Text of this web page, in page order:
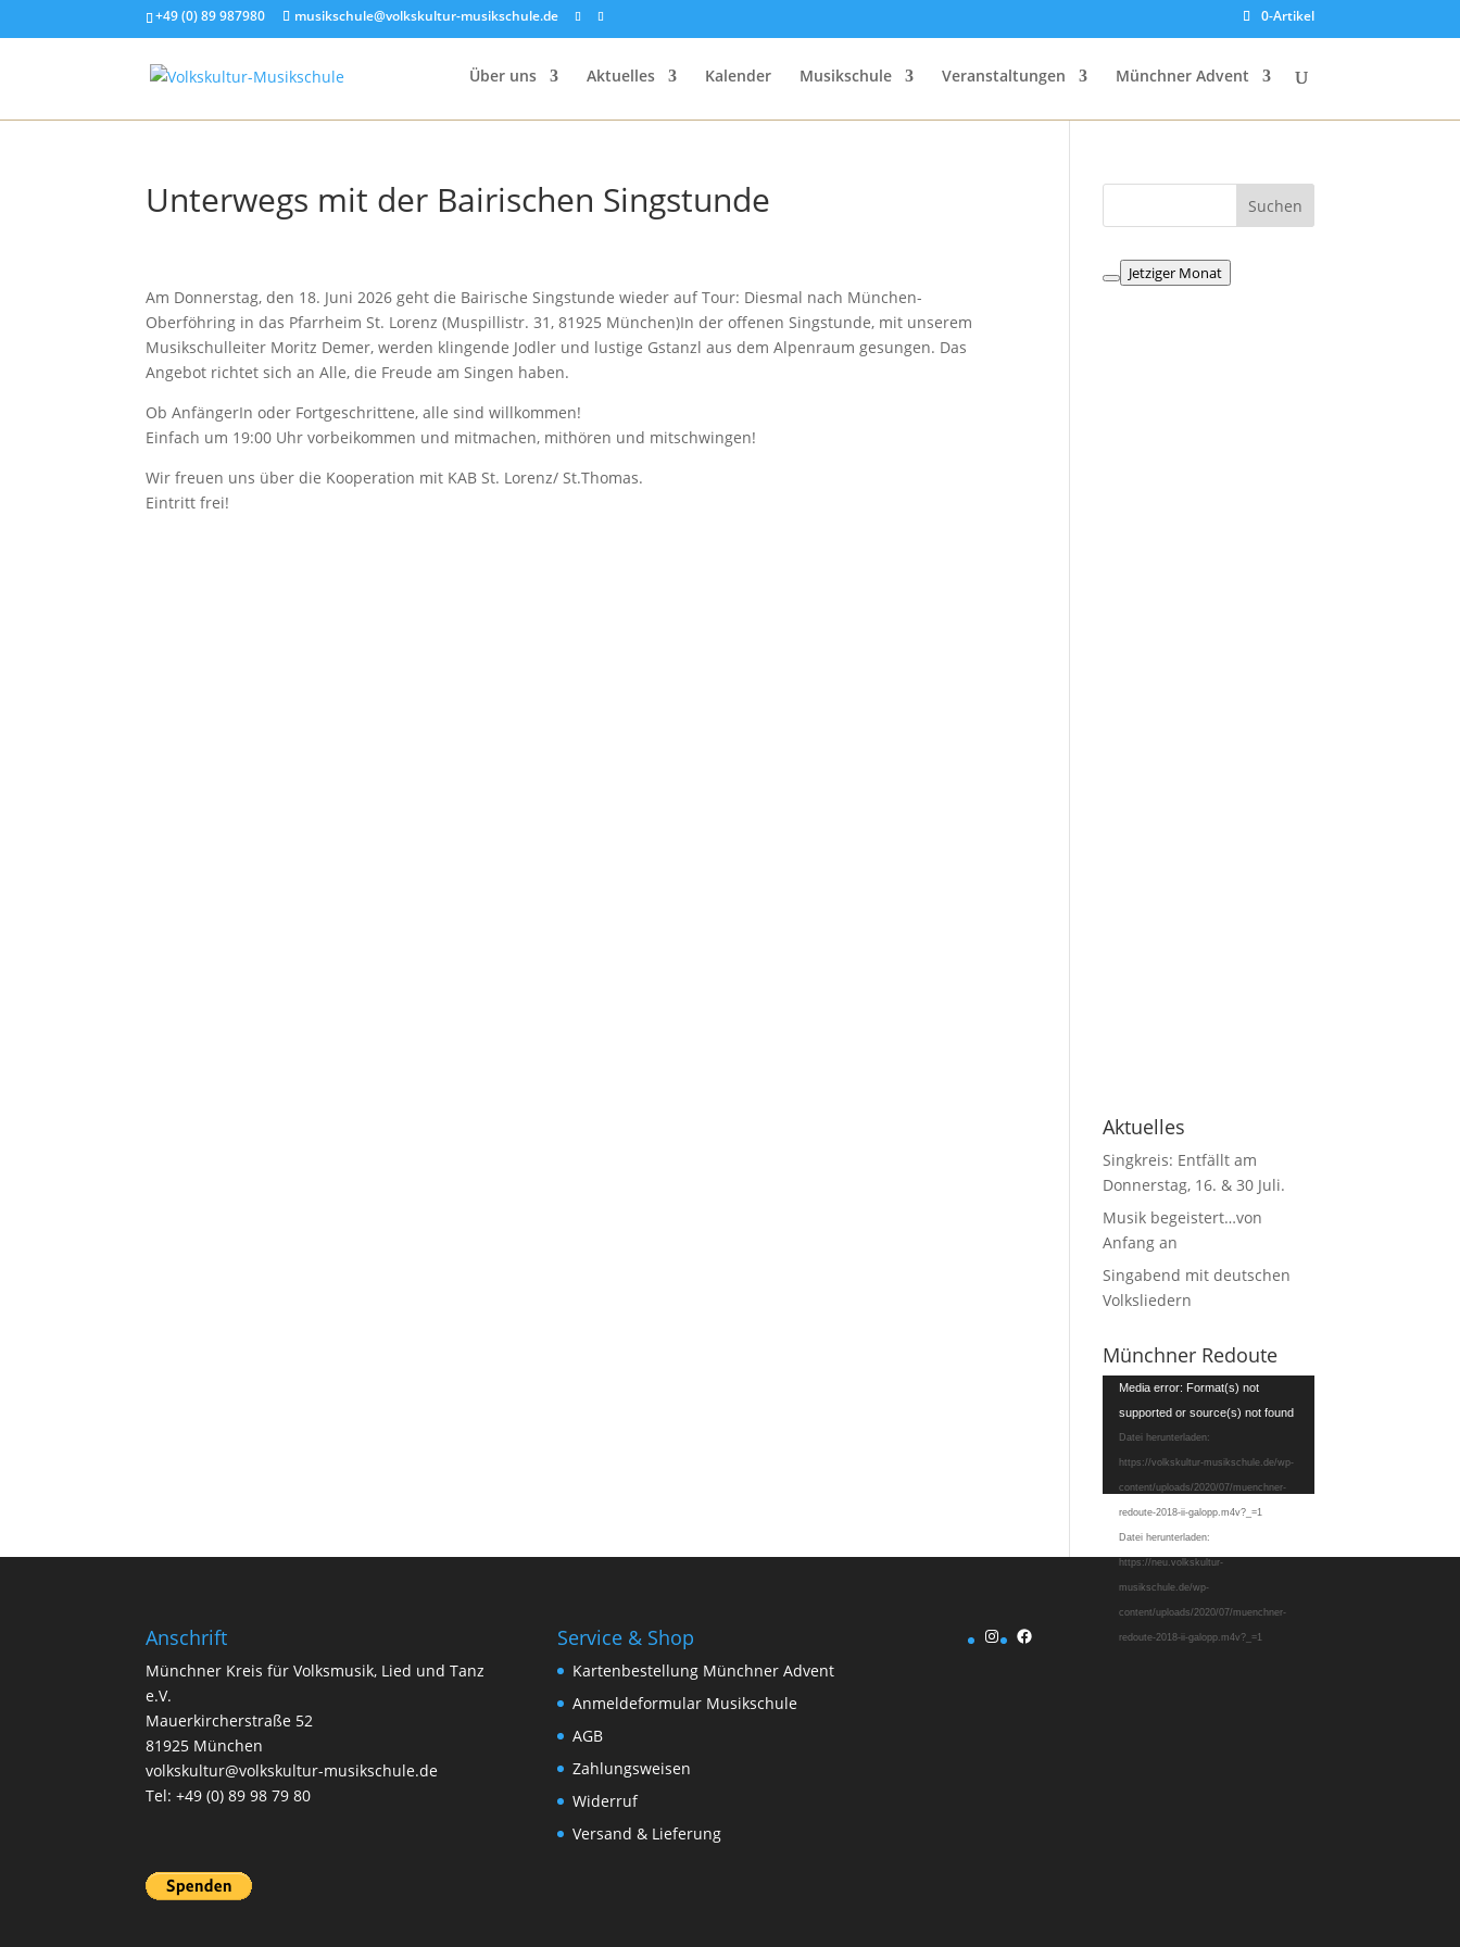
+49 (0) 89 987980 musikschule@volkskultur-musikschule.de 0-Artikel
Über uns Aktuelles Kalender Musikschule Veranstaltungen Münchner Advent
Unterwegs mit der Bairischen Singstunde
Am Donnerstag, den 18. Juni 2026 geht die Bairische Singstunde wieder auf Tour: Diesmal nach München-
Oberföhring in das Pfarrheim St. Lorenz (Muspillistr. 31, 81925 München)In der offenen Singstunde, mit unserem
Musikschulleiter Moritz Demer, werden klingende Jodler und lustige Gstanzl aus dem Alpenraum gesungen. Das
Angebot richtet sich an Alle, die Freude am Singen haben.
Ob AnfängerIn oder Fortgeschrittene, alle sind willkommen!
Einfach um 19:00 Uhr vorbeikommen und mitmachen, mithören und mitschwingen!
Wir freuen uns über die Kooperation mit KAB St. Lorenz/ St.Thomas.
Eintritt frei!
Jetziger Monat
Aktuelles
Singkreis: Entfällt am
Donnerstag, 16. & 30 Juli.
Musik begeistert…von
Anfang an
Singabend mit deutschen
Volksliedern
Münchner Redoute
Video-
Player
Media error: Format(s) not
supported or source(s) not found
Datei herunterladen:
https://volkskultur-musikschule.de/wp-
content/uploads/2020/07/muenchner-
redoute-2018-ii-galopp.m4v?_=1
Datei herunterladen:
https://neu.volkskultur-
musikschule.de/wp-
content/uploads/2020/07/muenchner-
redoute-2018-ii-galopp.m4v?_=1
Anschrift
Münchner Kreis für Volksmusik, Lied und Tanz
e.V.
Mauerkircherstraße 52
81925 München
volkskultur@volkskultur-musikschule.de
Tel: +49 (0) 89 98 79 80
Service & Shop
Kartenbestellung Münchner Advent
Anmeldeformular Musikschule
AGB
Zahlungsweisen
Widerruf
Versand & Lieferung
Instagram
Facebook